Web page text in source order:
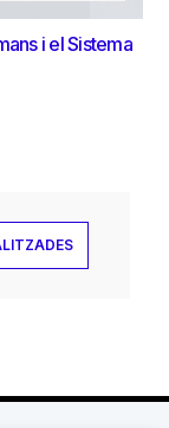
i el Sistema